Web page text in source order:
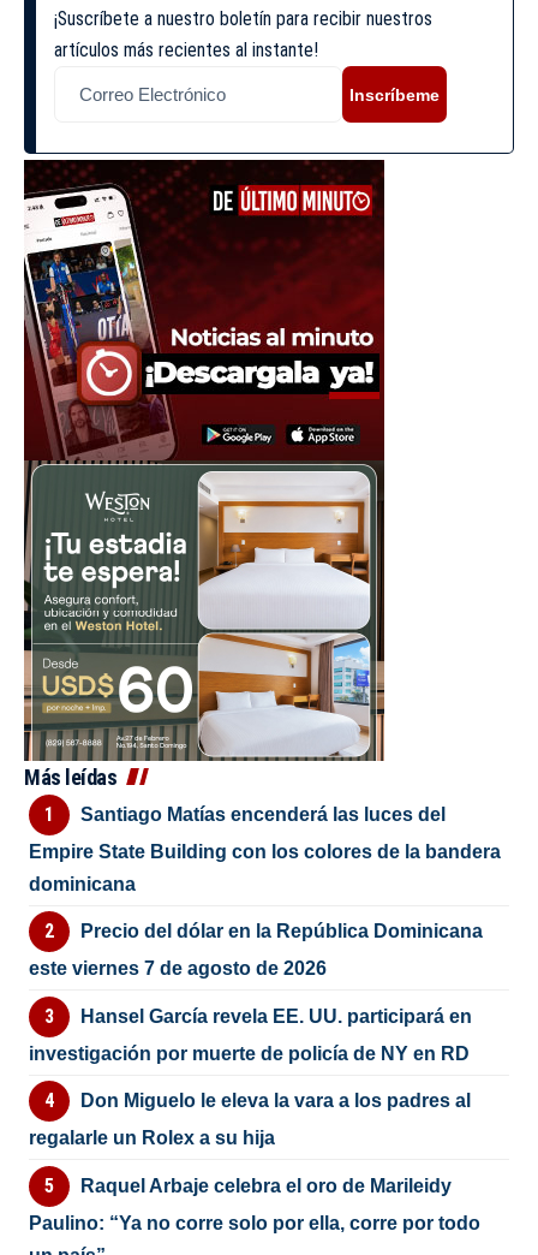
¡Suscríbete a nuestro boletín para recibir nuestros
artículos más recientes al instante!
Inscríbeme
Más leídas
Santiago Matías encenderá las luces del
Empire State Building con los colores de la bandera
dominicana
Precio del dólar en la República Dominicana
este viernes 7 de agosto de 2026
Hansel García revela EE. UU. participará en
investigación por muerte de policía de NY en RD
Don Miguelo le eleva la vara a los padres al
regalarle un Rolex a su hija
Raquel Arbaje celebra el oro de Marileidy
Paulino: “Ya no corre solo por ella, corre por todo